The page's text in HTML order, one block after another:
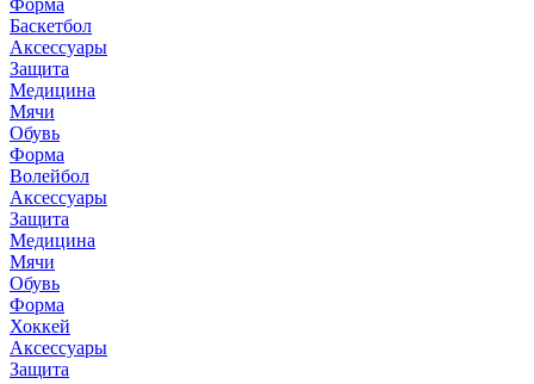
Форма
Баскетбол
Аксессуары
Защита
Медицина
Мячи
Обувь
Форма
Волейбол
Аксессуары
Защита
Медицина
Мячи
Обувь
Форма
Хоккей
Аксессуары
Защита